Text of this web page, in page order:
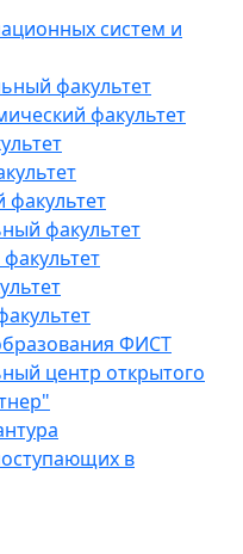
систем и
факультет
факультет
факультет
факультет
ФИСТ
центр открытого
в